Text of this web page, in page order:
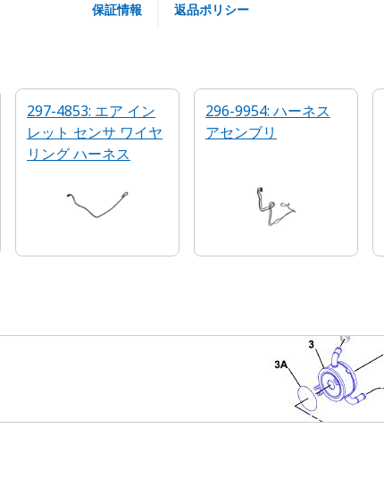
保証情報 返品ポリシー
297-4853: エア イン
レット センサ ワイヤ
リング ハーネス
296-9954: ハーネス
アセンブリ